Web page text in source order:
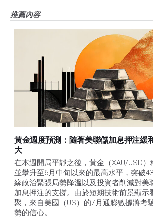
推薦內容
黃金週度預測：隨著美聯儲加息押注緩
大
在本週開局平靜之後，黃金（XAU/USD）
並攀升至6月中旬以來的最高水平，突破
緣政治緊張局勢降溫以及投資者削減對美
加息押注的支撐。由於短期技術前景顯示
聚，來自美國（US）的7月通膨數據將考
勢的信心。